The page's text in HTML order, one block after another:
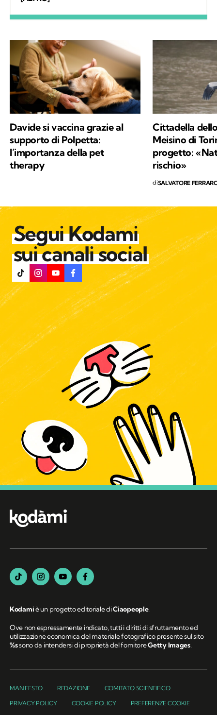
possono continuare a vivere.
Davide si vaccina grazie al
supporto di Polpetta:
l’importanza della pet
therapy
Cittadella
Meisino di
progetto:
rischio»
diSALVATORE
Segui Kodami
sui canali social
Kodamiè un progetto editoriale diCiaopeople.
Ove non espressamente indicato, tutti i diritti di sfruttamento ed
utilizzazione economica del materiale fotografico presente sul sito
%ssono da intendersi di proprietà del fornitoreGetty Images.
MANIFESTO REDAZIONE COMITATO SCIENTIFICO
PRIVACY POLICY COOKIE POLICY PREFERENZE COOKIE